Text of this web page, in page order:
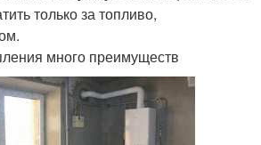
только за топливо,
много преимуществ